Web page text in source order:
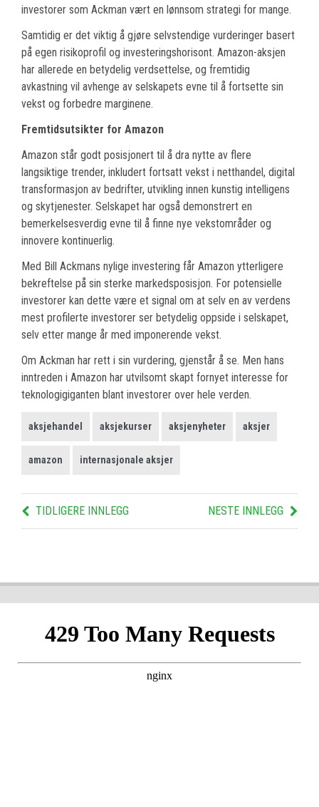
investorer som Ackman vært en lønnsom strategi for mange.
Samtidig er det viktig å gjøre selvstendige vurderinger basert
på egen risikoprofil og investeringshorisont. Amazon-aksjen
har allerede en betydelig verdsettelse, og fremtidig
avkastning vil avhenge av selskapets evne til å fortsette sin
vekst og forbedre marginene.
Fremtidsutsikter for Amazon
Amazon står godt posisjonert til å dra nytte av flere
langsiktige trender, inkludert fortsatt vekst i netthandel, digital
transformasjon av bedrifter, utvikling innen kunstig intelligens
og skytjenester. Selskapet har også demonstrert en
bemerkelsesverdig evne til å finne nye vekstområder og
innovere kontinuerlig.
Med Bill Ackmans nylige investering får Amazon ytterligere
bekreftelse på sin sterke markedsposisjon. For potensielle
investorer kan dette være et signal om at selv en av verdens
mest profilerte investorer ser betydelig oppside i selskapet,
selv etter mange år med imponerende vekst.
Om Ackman har rett i sin vurdering, gjenstår å se. Men hans
inntreden i Amazon har utvilsomt skapt fornyet interesse for
teknologigiganten blant investorer over hele verden.
aksjehandel aksjekurser aksjenyheter aksjer
amazon internasjonale aksjer
TIDLIGERE INNLEGG NESTE INNLEGG